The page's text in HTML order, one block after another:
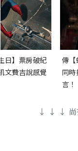
日】票房破紀
文費吉說感覺
傳【
同
言！
↓ ↓ ↓ 尚